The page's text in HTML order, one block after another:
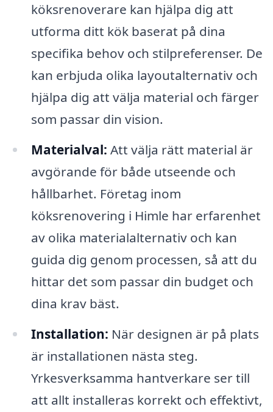
köksrenoverare kan hjälpa dig att
utforma ditt kök baserat på dina
specifika behov och stilpreferenser. De
kan erbjuda olika layoutalternativ och
hjälpa dig att välja material och färger
som passar din vision.
Materialval: Att välja rätt material är
avgörande för både utseende och
hållbarhet. Företag inom
köksrenovering i Himle har erfarenhet
av olika materialalternativ och kan
guida dig genom processen, så att du
hittar det som passar din budget och
dina krav bäst.
Installation: När designen är på plats
är installationen nästa steg.
Yrkesverksamma hantverkare ser till
att allt installeras korrekt och effektivt,